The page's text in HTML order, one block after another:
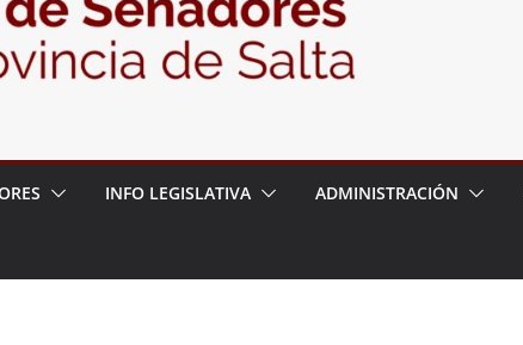
– 06/08/26 – Presentación del libro
del Dr. Víctor Alfredo Frías
– 06/08/26 – 82° Edición de la Expo
INFO LEGISLATIVA ADMINISTRACIÓN